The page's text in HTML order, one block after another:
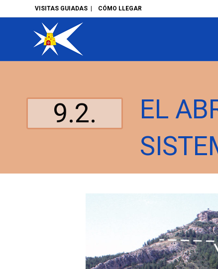
VISITAS GUIADAS CÓMO LLEGAR
9.2.
EL